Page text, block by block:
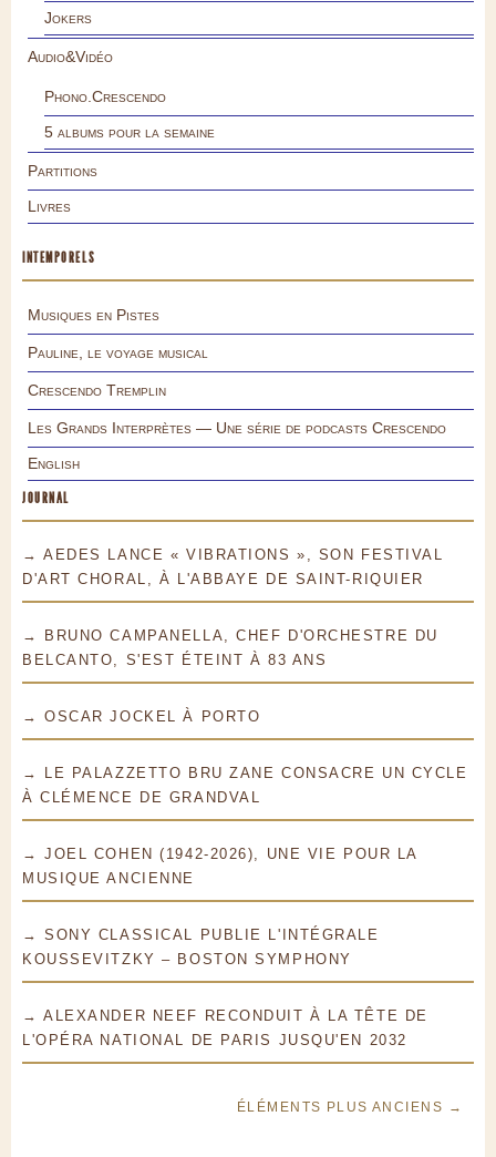
Jokers
Audio&Vidéo
Phono.Crescendo
5 albums pour la semaine
Partitions
Livres
INTEMPORELS
Musiques en Pistes
Pauline, le voyage musical
Crescendo Tremplin
Les Grands Interprètes — Une série de podcasts Crescendo
English
JOURNAL
→ AEDES LANCE « VIBRATIONS », SON FESTIVAL
D'ART CHORAL, À L'ABBAYE DE SAINT-RIQUIER
→ BRUNO CAMPANELLA, CHEF D'ORCHESTRE DU
BELCANTO, S'EST ÉTEINT À 83 ANS
→ OSCAR JOCKEL À PORTO
→ LE PALAZZETTO BRU ZANE CONSACRE UN CYCLE
À CLÉMENCE DE GRANDVAL
→ JOEL COHEN (1942-2026), UNE VIE POUR LA
MUSIQUE ANCIENNE
→ SONY CLASSICAL PUBLIE L'INTÉGRALE
KOUSSEVITZKY – BOSTON SYMPHONY
→ ALEXANDER NEEF RECONDUIT À LA TÊTE DE
L'OPÉRA NATIONAL DE PARIS JUSQU'EN 2032
ÉLÉMENTS PLUS ANCIENS →